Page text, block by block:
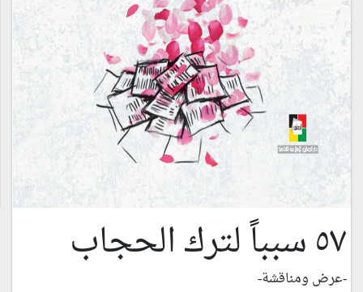
٥٧ سبباً لترك الحجاب
-عرض ومناقشة-